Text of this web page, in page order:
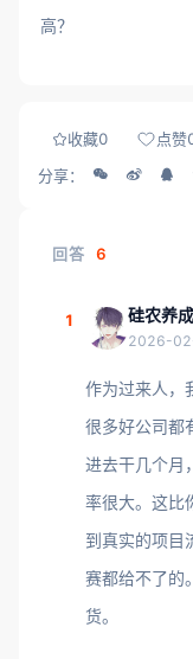
高？
收藏0 点赞
分享：
回答 6
1 硅农养
2026-
作为过来人，
很多好公司都
进去干几个月
率很大。这比
到真实的项目
赛都给不了的
货。